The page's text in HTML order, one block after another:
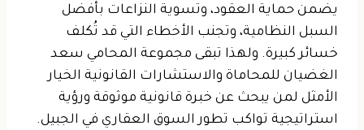
يضمن حماية العقود، وتسوية النزاعات بأفضل
السبل النظامية، وتجنب الأخطاء التي قد تُكلف
خسائر كبيرة. ولهذا تبقى مجموعة المحامي سعد
الغضيان للمحاماة والاستشارات القانونية الخيار
الأمثل لمن يبحث عن خبرة قانونية موثوقة ورؤية
استراتيجية تواكب تطور السوق العقاري في الجبيل.